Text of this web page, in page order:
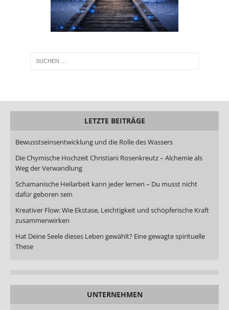
LETZTE BEITRÄGE
Bewusstseinsentwicklung und die Rolle des Wassers
Die Chymische Hochzeit Christiani Rosenkreutz – Alchemie als
Weg der Verwandlung
Schamanische Heilarbeit kann jeder lernen – Du musst nicht
dafür geboren sein
Kreativer Flow: Wie Ekstase, Leichtigkeit und schöpferische Kraft
zusammenwirken
Hat Deine Seele dieses Leben gewählt? Eine gewagte spirituelle
These
UNTERNEHMEN